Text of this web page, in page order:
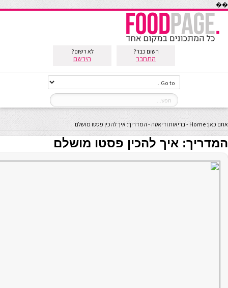
��
רשום כבר?
התחבר
לא רשום?
הירשם
אתם כאן: Home
-בריאות ודיאטה - המדריך: איך להכין פסטו מושלם
המדריך: איך להכין פסטו מושלם